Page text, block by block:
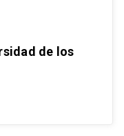
de los